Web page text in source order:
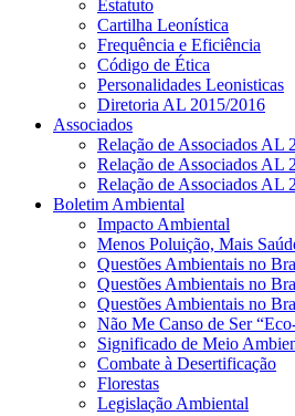
Estatuto
Cartilha Leonística
Frequência e Eficiência
Código de Ética
Personalidades Leonisticas
Diretoria AL 2015/2016
Associados
Relação de Associados AL
Relação de Associados AL
Relação de Associados AL
Boletim Ambiental
Impacto Ambiental
Menos Poluição, Mais
Questões Ambientais no
Questões Ambientais no
Questões Ambientais no
Não Me Canso de Ser
Significado de Meio
Combate à Desertificação
Florestas
Legislação Ambiental